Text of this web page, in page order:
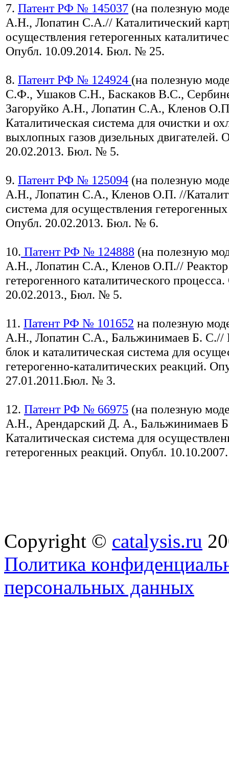
7. Патент РФ № 145037 (на полезную
А.Н., Лопатин С.А.// Каталитический
осуществления гетерогенных
Опубл. 10.09.2014. Бюл. № 25.
8. Патент РФ № 124924 (на полезную
С.Ф., Ушаков С.Н., Баскаков В.С.,
Загоруйко А.Н., Лопатин С.А., Кленов
Каталитическая система для очистки и
выхлопных газов дизельных двигателей.
20.02.2013. Бюл. № 5.
9. Патент РФ № 125094 (на полезную
А.Н., Лопатин С.А., Кленов О.П. //
система для осуществления
Опубл. 20.02.2013. Бюл. № 6.
10. Патент РФ № 124888 (на полезную
А.Н., Лопатин С.А., Кленов О.П.// Реактор
гетерогенного каталитического
20.02.2013., Бюл. № 5.
11. Патент РФ № 101652 на полезную
А.Н., Лопатин С.А., Бальжинимаев Б. С.//
блок и каталитическая система для
гетерогенно-каталитических реакций.
27.01.2011.Бюл. № 3.
12. Патент РФ № 66975 (на полезную
А.Н., Арендарский Д. А., Бальжинимаев
Каталитическая система для
гетерогенных реакций. Опубл.
Copyright © catalysis.ru
Политика
персональных данных